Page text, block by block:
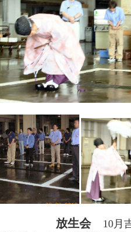
放生会
10月